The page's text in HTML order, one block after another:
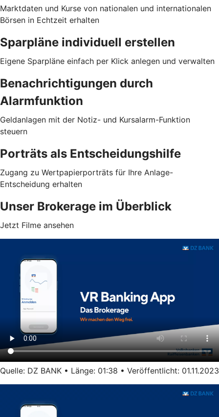
Marktdaten und Kurse von nationalen und internationalen
Börsen in Echtzeit erhalten
Sparpläne individuell erstellen
Eigene Sparpläne einfach per Klick anlegen und verwalten
Benachrichtigungen durch
Alarmfunktion
Geldanlagen mit der Notiz- und Kursalarm-Funktion
steuern
Porträts als Entscheidungshilfe
Zugang zu Wertpapierporträts für Ihre Anlage-
Entscheidung erhalten
Unser Brokerage im Überblick
Jetzt Filme ansehen
Quelle: DZ BANK • Länge: 01:38 • Veröffentlicht: 01.11.2023